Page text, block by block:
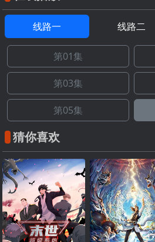
线路一 线路二
第01集
第03集
第05集
猜你喜欢